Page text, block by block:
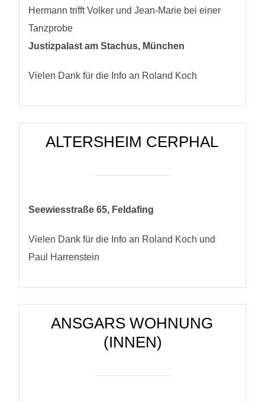
Hermann trifft Volker und Jean-Marie bei einer
Tanzprobe
Justizpalast am Stachus, München
Vielen Dank für die Info an Roland Koch
ALTERSHEIM CERPHAL
Seewiesstraße 65, Feldafing
Vielen Dank für die Info an Roland Koch und
Paul Harrenstein
ANSGARS WOHNUNG
(INNEN)